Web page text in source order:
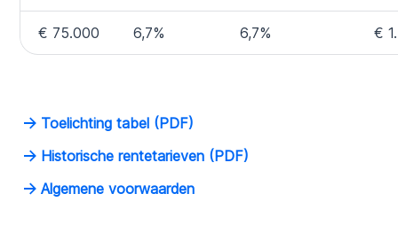
€ 75.000 6,7% 6,7% €
Toelichting tabel (PDF)
Historische rentetarieven (PDF)
Algemene voorwaarden